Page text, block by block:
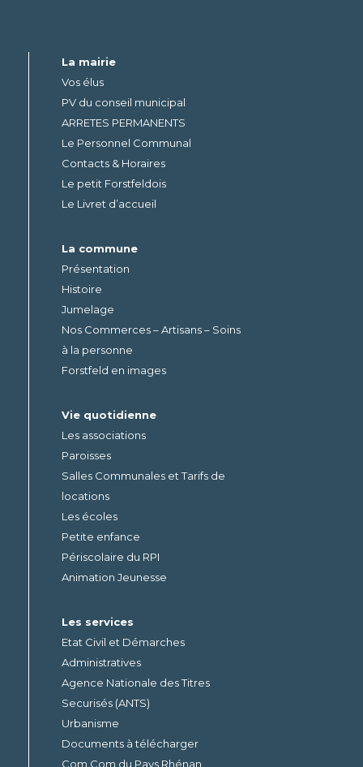
La mairie
Vos élus
PV du conseil municipal
ARRETES PERMANENTS
Le Personnel Communal
Contacts & Horaires
Le petit Forstfeldois
Le Livret d’accueil
La commune
Présentation
Histoire
Jumelage
Nos Commerces – Artisans – Soins
à la personne
Forstfeld en images
Vie quotidienne
Les associations
Paroisses
Salles Communales et Tarifs de
locations
Les écoles
Petite enfance
Périscolaire du RPI
Animation Jeunesse
Les services
Etat Civil et Démarches
Administratives
Agence Nationale des Titres
Securisés (ANTS)
Urbanisme
Documents à télécharger
Com Com du Pays Rhénan